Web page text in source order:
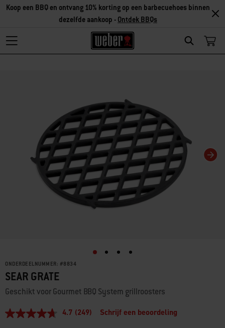
Search
Koop een BBQ en ontvang 10% korting op een barbecuehoes binnen
dezelfde aankoop - Ontdek BBQs
ONDERDEELNUMMER: #8834
SEAR GRATE
Geschikt voor Gourmet BBQ System grillroosters
4.7
4.7 (249) Schrijf een beoordeling